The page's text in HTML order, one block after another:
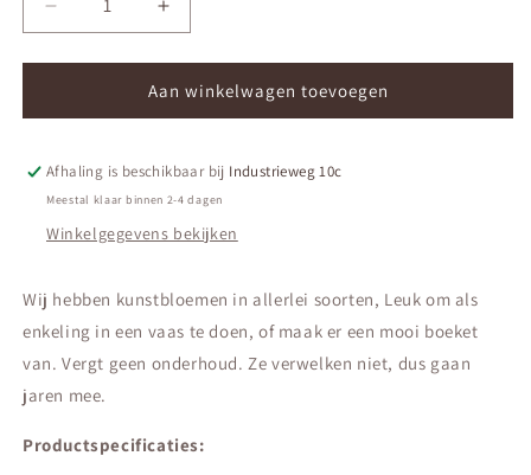
Aantal
verlagen
voor
(kunstbloem)
Aantal
verhogen
voor
Lisianthus
(kunstbloem)
Aan winkelwagen toevoegen
Afhaling is beschikbaar bij Industrieweg 10c
Meestal klaar binnen 2-4 dagen
Winkelgegevens bekijken
Wij hebben kunstbloemen in allerlei soorten, Leuk om als
enkeling in een vaas te doen, of maak er een mooi boeket
van. Vergt geen onderhoud. Ze verwelken niet, dus gaan
jaren mee.
Productspecificaties: